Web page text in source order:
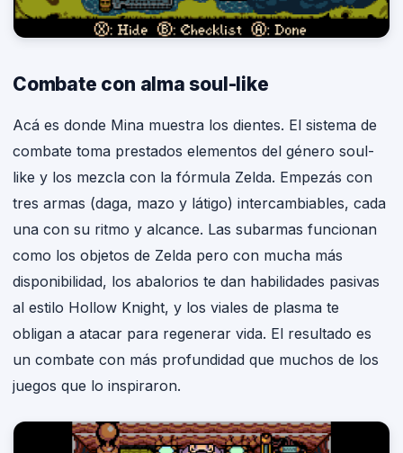
Combate con alma soul-like
Acá es donde Mina muestra los dientes. El sistema de
combate toma prestados elementos del género soul-
like y los mezcla con la fórmula Zelda. Empezás con
tres armas (daga, mazo y látigo) intercambiables, cada
una con su ritmo y alcance. Las subarmas funcionan
como los objetos de Zelda pero con mucha más
disponibilidad, los abalorios te dan habilidades pasivas
al estilo Hollow Knight, y los viales de plasma te
obligan a atacar para regenerar vida. El resultado es
un combate con más profundidad que muchos de los
juegos que lo inspiraron.